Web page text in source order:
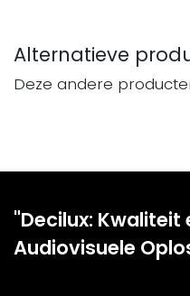
Alternatieve
Deze andere
"Decilux: Kwaliteit
Audiovisuele